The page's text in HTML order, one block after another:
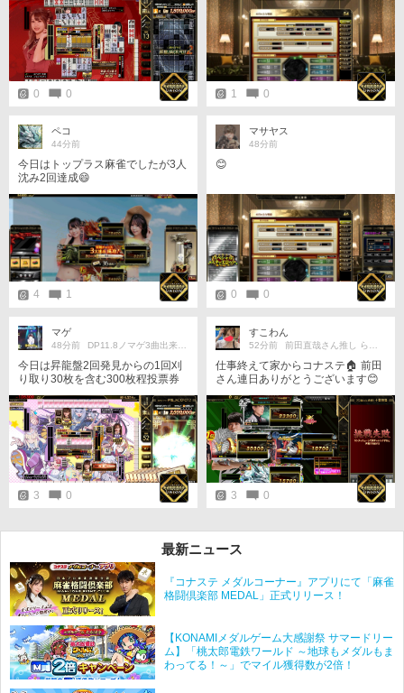
0 0 1 0
ペコ
44分前
今日はトップラス麻雀でしたが3人
沈み2回達成😄
4 1
マサヤス
48分前
😊
0 0
マゲ
48分前 DP11.8ノマゲ3曲出来ました♪
今日は昇龍盤2回発見からの1回刈
り取り30枚を含む300枚程投票券
歳〜 明日も青天井で300枚稼ぐ
ぞ！
3 0
すこわん
52分前 前田直哉さん推し らっこ軍🦦󾬐
仕事終えて家からコナステ🏠 前田
さん連日ありがとうございます😊
3 0
最新ニュース
『コナステ メダルコーナー』アプリにて「麻雀
格闘倶楽部 MEDAL」正式リリース！
【KONAMIメダルゲーム大感謝祭 サマードリー
ム】「桃太郎電鉄ワールド ～地球もメダルもま
わってる！～」でマイル獲得数が2倍！